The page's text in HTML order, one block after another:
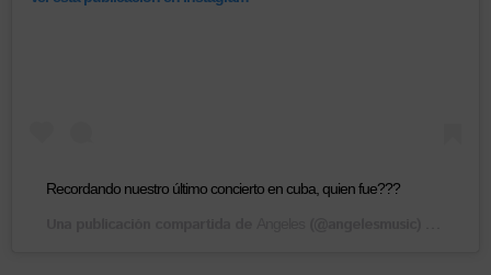
Recordando nuestro último concierto en cuba, quien fue???